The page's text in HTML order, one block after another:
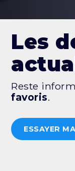
Les
Reste
favoris.
ESSAYER